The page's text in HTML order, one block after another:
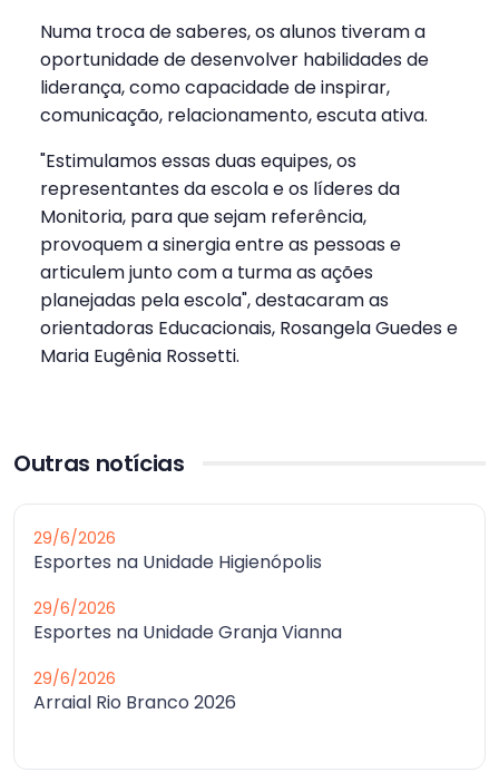
Numa troca de saberes, os alunos tiveram a
oportunidade de desenvolver habilidades de
liderança, como capacidade de inspirar,
comunicação, relacionamento, escuta ativa.
"Estimulamos essas duas equipes, os
representantes da escola e os líderes da
Monitoria, para que sejam referência,
provoquem a sinergia entre as pessoas e
articulem junto com a turma as ações
planejadas pela escola", destacaram as
orientadoras Educacionais, Rosangela Guedes e
Maria Eugênia Rossetti.
Outras notícias
29/6/2026
Esportes na Unidade Higienópolis
29/6/2026
Esportes na Unidade Granja Vianna
29/6/2026
Arraial Rio Branco 2026